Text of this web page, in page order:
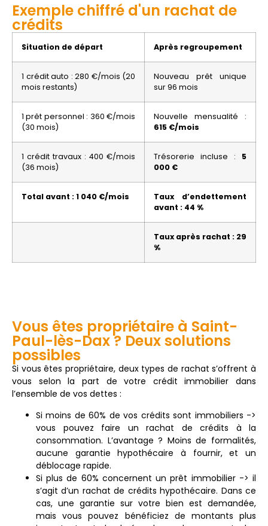
Exemple chiffré d'un rachat de
crédits
Situation de départ Après regroupement
1 crédit auto : 280 €/mois (20
mois restants)
Nouveau prêt unique
sur 96 mois
1 prêt personnel : 360 €/mois
(30 mois)
Nouvelle mensualité :
615 €/mois
1 crédit travaux : 400 €/mois
(36 mois)
Trésorerie incluse : 5
000 €
Total avant : 1 040 €/mois
Taux d’endettement
avant : 44 %
Taux après rachat : 29
%
Vous êtes propriétaire à Saint-
Paul-lès-Dax ? Deux solutions
possibles
Si vous êtes propriétaire, deux types de rachat s’offrent à
vous selon la part de votre crédit immobilier dans
l’ensemble de vos dettes :
Si moins de 60% de vos crédits sont immobiliers ->
vous pouvez faire un rachat de crédits à la
consommation. L’avantage ? Moins de formalités,
aucune garantie hypothécaire à fournir, et un
déblocage rapide.
Si plus de 60% concernent un prêt immobilier -> il
s’agit d’un rachat de crédits hypothécaire. Dans ce
cas, une garantie sur votre bien est demandée,
mais vous pouvez bénéficiez de montants plus